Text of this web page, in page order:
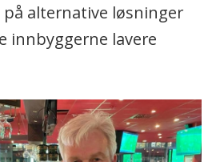
alternative løsninger
innbyggerne lavere